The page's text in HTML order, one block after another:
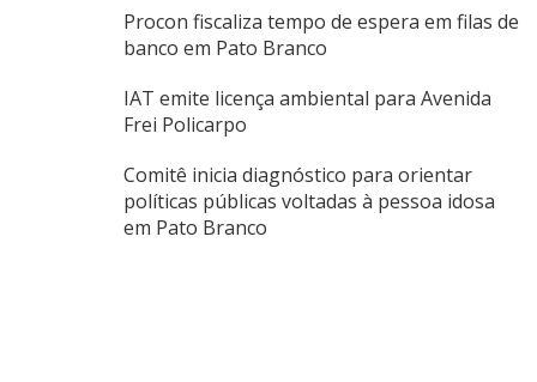
Procon fiscaliza tempo de espera em filas de
banco em Pato Branco
IAT emite licença ambiental para Avenida
Frei Policarpo
Comitê inicia diagnóstico para orientar
políticas públicas voltadas à pessoa idosa
em Pato Branco